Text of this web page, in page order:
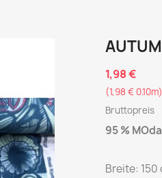
1,98 €
(1,98 € 0.10m)
Bruttopreis
95 %
Breite: 150